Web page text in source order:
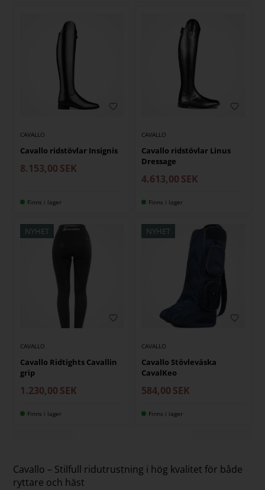
CAVALLO
Cavallo ridstövlar Insignis
8.153,00 SEK
Finns i lager
CAVALLO
Cavallo ridstövlar Linus
Dressage
4.613,00 SEK
Finns i lager
NYHET
CAVALLO
Cavallo Ridtights Cavallin
grip
1.230,00 SEK
Finns i lager
NYHET
CAVALLO
Cavallo Stövleväska
CavalKeo
584,00 SEK
Finns i lager
Cavallo – Stilfull ridutrustning i hög kvalitet för både
ryttare och häst